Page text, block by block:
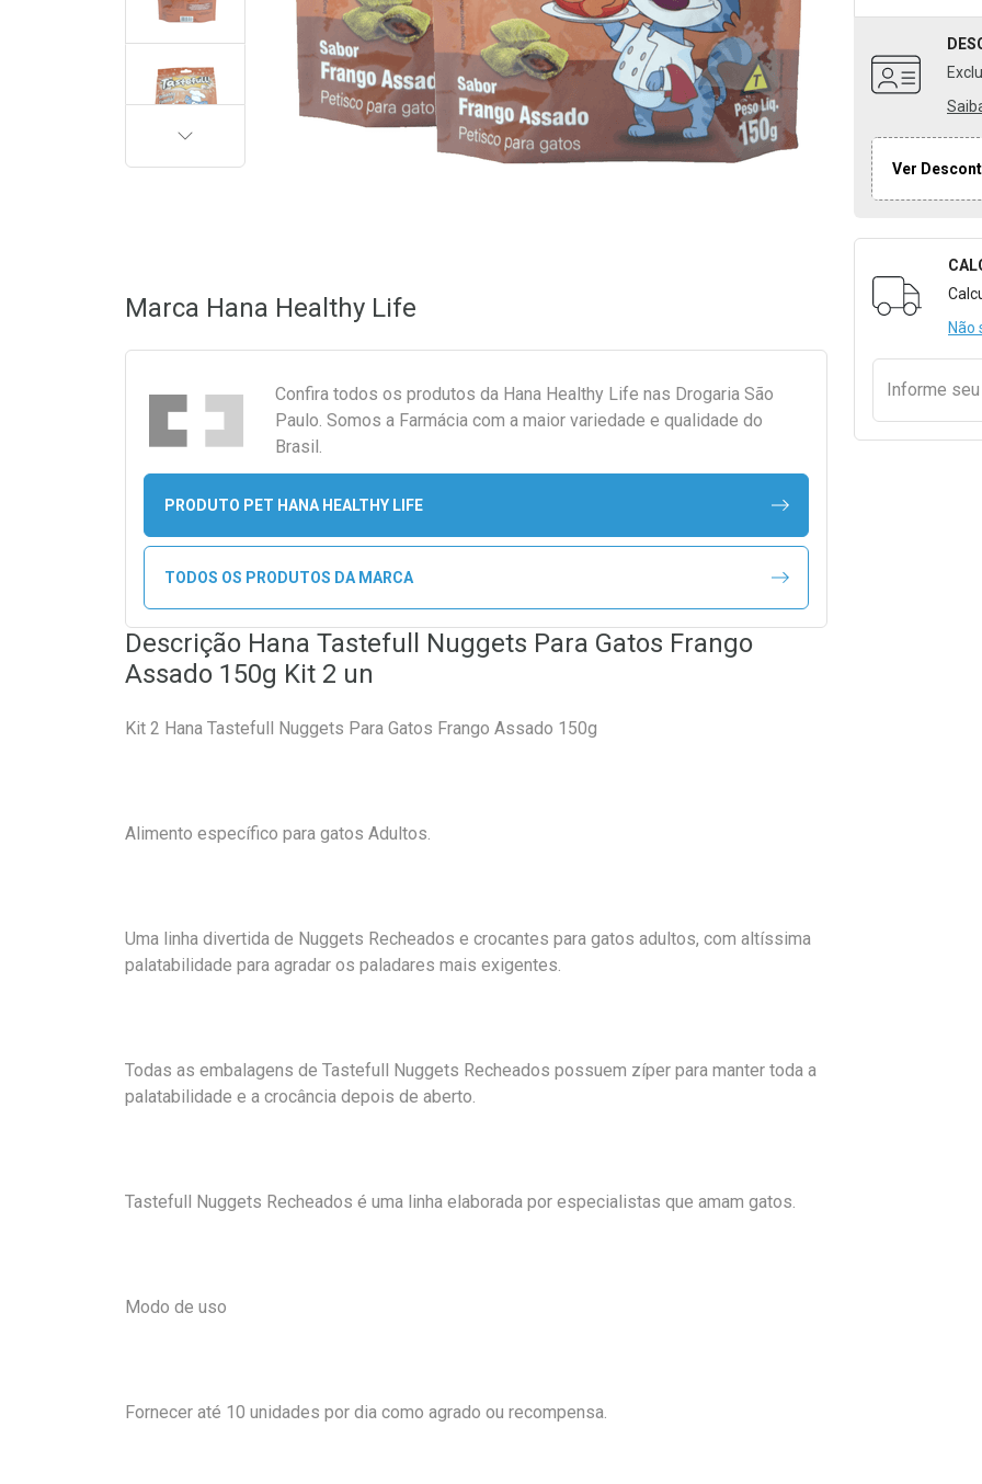
Ver
Não
Informe seu
PRÓXIMA
Marca Hana Healthy Life
Confira todos os produtos da Hana Healthy Life nas Drogaria São
Paulo. Somos a Farmácia com a maior variedade e qualidade do
Brasil.
PRODUTO PET HANA HEALTHY LIFE
TODOS OS PRODUTOS DA MARCA
Descrição Hana Tastefull Nuggets Para Gatos Frango
Assado 150g Kit 2 un
Kit 2 Hana Tastefull Nuggets Para Gatos Frango Assado 150g
Alimento específico para gatos Adultos.
Uma linha divertida de Nuggets Recheados e crocantes para gatos adultos, com altíssima
palatabilidade para agradar os paladares mais exigentes.
Todas as embalagens de Tastefull Nuggets Recheados possuem zíper para manter toda a
palatabilidade e a crocância depois de aberto.
Tastefull Nuggets Recheados é uma linha elaborada por especialistas que amam gatos.
Modo de uso
Fornecer até 10 unidades por dia como agrado ou recompensa.